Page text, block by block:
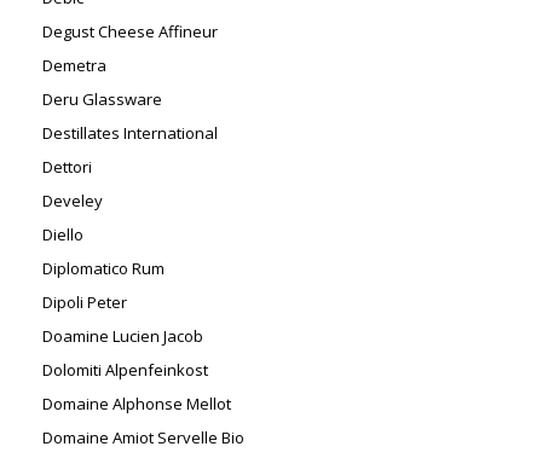
Degust Cheese Affineur
Demetra
Deru Glassware
Destillates International
Dettori
Develey
Diello
Diplomatico Rum
Dipoli Peter
Doamine Lucien Jacob
Dolomiti Alpenfeinkost
Domaine Alphonse Mellot
Domaine Amiot Servelle Bio